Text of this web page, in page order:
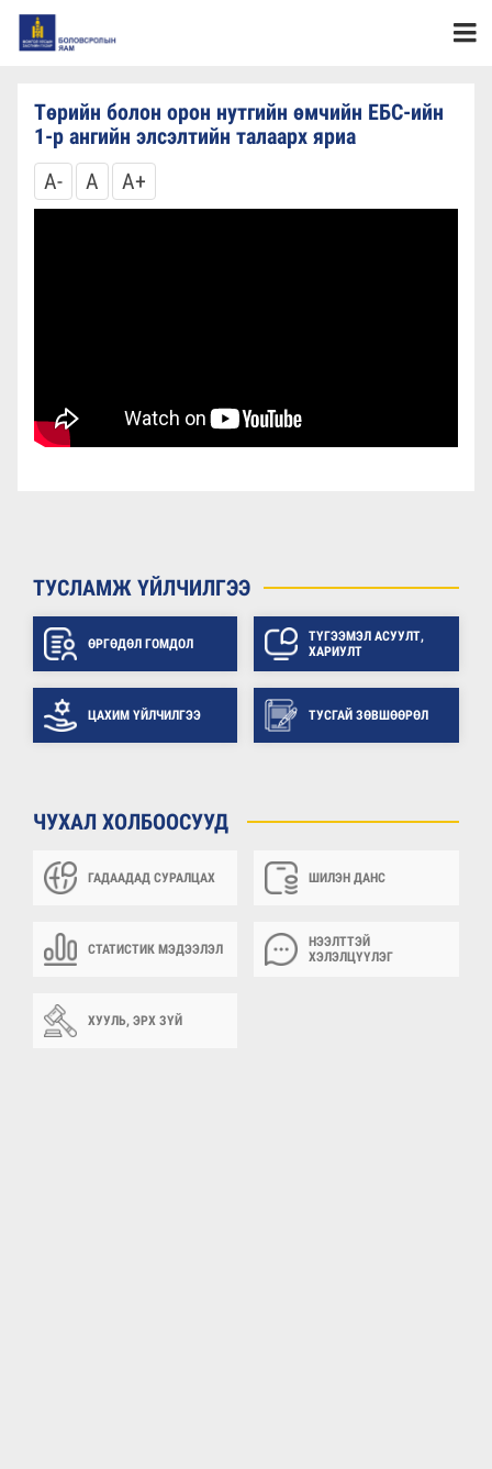
Төрийн болон орон нутгийн өмчийн ЕБС-ийн
1-р ангийн элсэлтийн талаарх яриа
A-
A A+
ТУСЛАМЖ ҮЙЛЧИЛГЭЭ
ӨРГӨДӨЛ ГОМДОЛ
ТҮГЭЭМЭЛ АСУУЛТ,
ХАРИУЛТ
ЦАХИМ ҮЙЛЧИЛГЭЭ ТУСГАЙ ЗӨВШӨӨРӨЛ
ЧУХАЛ ХОЛБООСУУД
ГАДААДАД СУРАЛЦАХ ШИЛЭН ДАНС
СТАТИСТИК МЭДЭЭЛЭЛ
НЭЭЛТТЭЙ
ХЭЛЭЛЦҮҮЛЭГ
ХУУЛЬ, ЭРХ ЗҮЙ